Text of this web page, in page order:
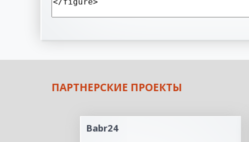
ПАРТНЕРСКИЕ ПРОЕКТЫ
Babr24